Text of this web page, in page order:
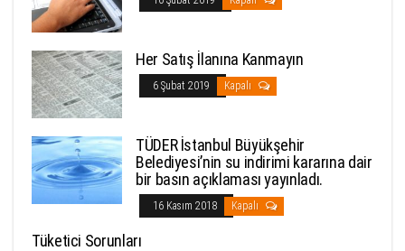
Her Satış İlanına Kanmayın
6 Şubat 2019 Kapalı
TÜDER İstanbul Büyükşehir
Belediyesi’nin su indirimi kararına dair
bir basın açıklaması yayınladı.
16 Kasım 2018 Kapalı
Tüketici Sorunları